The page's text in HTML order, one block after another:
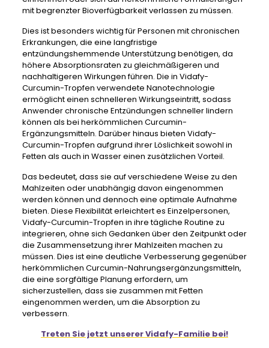
mit begrenzter Bioverfügbarkeit verlassen zu müssen.
Dies ist besonders wichtig für Personen mit chronischen
Erkrankungen, die eine langfristige
entzündungshemmende Unterstützung benötigen, da
höhere Absorptionsraten zu gleichmäßigeren und
nachhaltigeren Wirkungen führen. Die in Vidafy-
Curcumin-Tropfen verwendete Nanotechnologie
ermöglicht einen schnelleren Wirkungseintritt, sodass
Anwender chronische Entzündungen schneller lindern
können als bei herkömmlichen Curcumin-
Ergänzungsmitteln. Darüber hinaus bieten Vidafy-
Curcumin-Tropfen aufgrund ihrer Löslichkeit sowohl in
Fetten als auch in Wasser einen zusätzlichen Vorteil.
Das bedeutet, dass sie auf verschiedene Weise zu den
Mahlzeiten oder unabhängig davon eingenommen
werden können und dennoch eine optimale Aufnahme
bieten. Diese Flexibilität erleichtert es Einzelpersonen,
Vidafy-Curcumin-Tropfen in ihre tägliche Routine zu
integrieren, ohne sich Gedanken über den Zeitpunkt oder
die Zusammensetzung ihrer Mahlzeiten machen zu
müssen. Dies ist eine deutliche Verbesserung gegenüber
herkömmlichen Curcumin-Nahrungsergänzungsmitteln,
die eine sorgfältige Planung erfordern, um
sicherzustellen, dass sie zusammen mit Fetten
eingenommen werden, um die Absorption zu
verbessern.
Treten Sie jetzt unserer Vidafy-Familie bei!